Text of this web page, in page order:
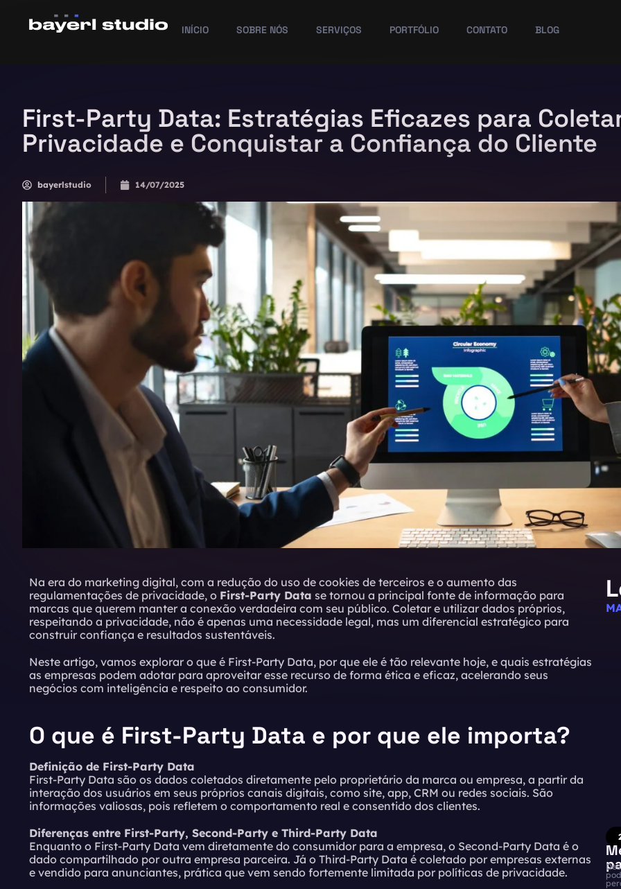
INÍCIO SOBRE NÓS SERVIÇOS PORTFÓLIO CONTATO BLOG
First-Party Data: Estratégias Eficazes para
Privacidade e Conquistar a Confiança do Cliente
bayerlstudio 14/07/2025
Na era do marketing digital, com a redução do uso de cookies de terceiros e o aumento das
regulamentações de privacidade, o First-Party Data se tornou a principal fonte de informação para
marcas que querem manter a conexão verdadeira com seu público. Coletar e utilizar dados próprios,
respeitando a privacidade, não é apenas uma necessidade legal, mas um diferencial estratégico para
construir confiança e resultados sustentáveis.
Neste artigo, vamos explorar o que é First-Party Data, por que ele é tão relevante hoje, e quais estratégias
as empresas podem adotar para aproveitar esse recurso de forma ética e eficaz, acelerando seus
negócios com inteligência e respeito ao consumidor.
O que é First-Party Data e por que ele importa?
Definição de First-Party Data
First-Party Data são os dados coletados diretamente pelo proprietário da marca ou empresa, a partir da
interação dos usuários em seus próprios canais digitais, como site, app, CRM ou redes sociais. São
informações valiosas, pois refletem o comportamento real e consentido dos clientes.
Diferenças entre First-Party, Second-Party e Third-Party Data
Enquanto o First-Party Data vem diretamente do consumidor para a empresa, o Second-Party Data é o
dado compartilhado por outra empresa parceira. Já o Third-Party Data é coletado por empresas externas
e vendido para anunciantes, prática que vem sendo fortemente limitada por políticas de privacidade.